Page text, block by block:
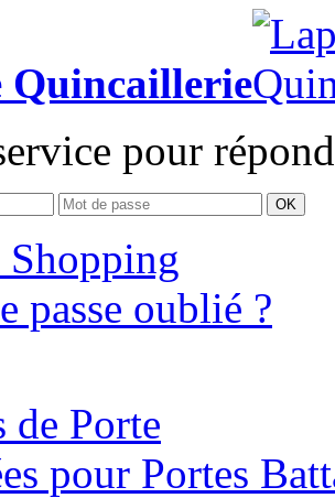
Quincaillerie
pour
OK
passe oublié ?
de Porte
pour Portes